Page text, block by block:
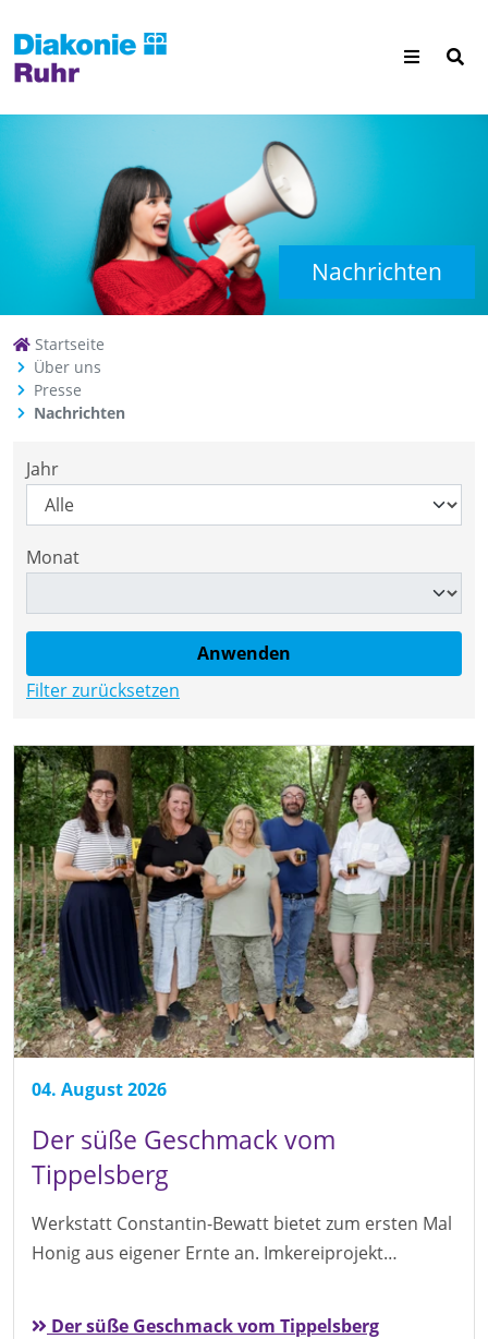
Nachrichten
Startseite
Über uns
Presse
Nachrichten
Jahr
Monat
Filter zurücksetzen
04. August 2026
Der süße Geschmack vom
Tippelsberg
Werkstatt Constantin-Bewatt bietet zum ersten Mal
Honig aus eigener Ernte an. Imkereiprojekt…
Der süße Geschmack vom Tippelsberg